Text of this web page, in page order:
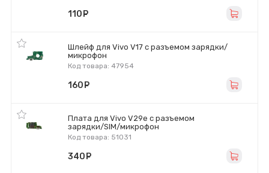
110
Шлейф для Vivo V17 с разъемом зарядки/
микрофон
Код товара: 47954
160
Плата для Vivo V29e с разъемом
зарядки/SIM/микрофон
Код товара: 51031
340